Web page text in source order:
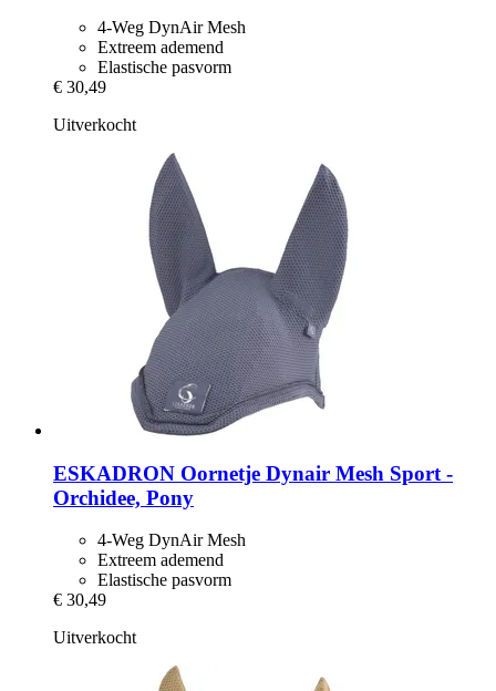
4-Weg DynAir Mesh
Extreem ademend
Elastische pasvorm
€ 30,49
Uitverkocht
ESKADRON Oornetje Dynair Mesh Sport -​
Orchidee, Pony
4-Weg DynAir Mesh
Extreem ademend
Elastische pasvorm
€ 30,49
Uitverkocht